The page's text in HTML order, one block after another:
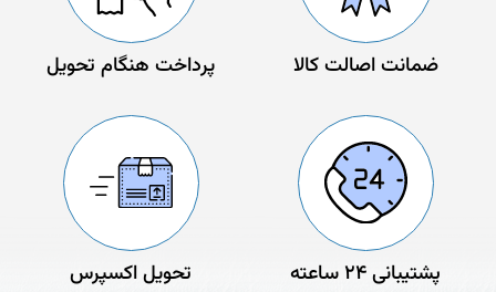
ضمانت اصالت کالا پرداخت هنگام تحویل
پشتیبانی 24 ساعته تحویل اکسپرس